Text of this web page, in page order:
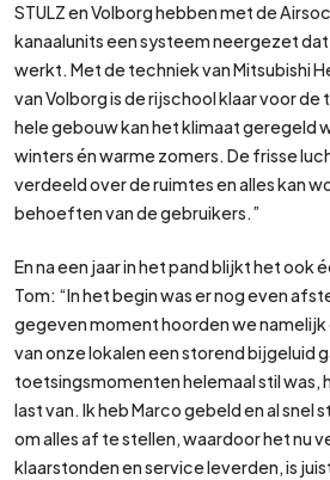
STULZ en Volborg hebben met de
kanaalunits een systeem neergezet
werkt. Met de techniek van Mitsubishi
van Volborg is de rijschool klaar voor
hele gebouw kan het klimaat geregeld
winters én warme zomers. De frisse
verdeeld over de ruimtes en alles kan
behoeften van de gebruikers.”
En na een jaar in het pand blijkt het ook
Tom: “In het begin was er nog even
gegeven moment hoorden we namelijk
van onze lokalen een storend bijgeluid
toetsingsmomenten helemaal stil was,
last van. Ik heb Marco gebeld en al snel
om alles af te stellen, waardoor het nu
klaarstonden en service leverden, is